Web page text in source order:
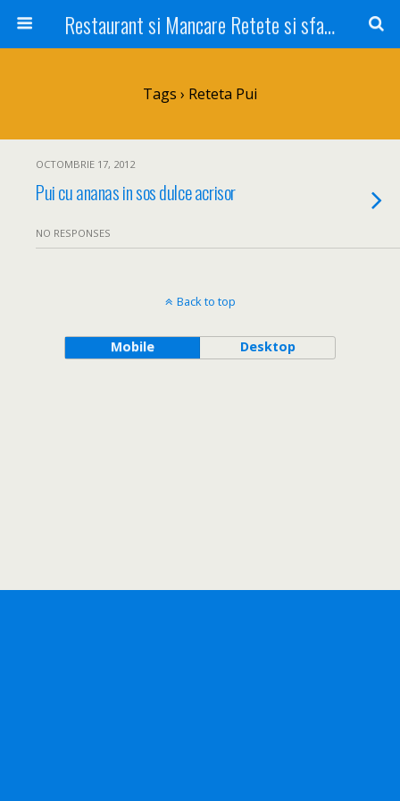
Restaurant si Mancare Retete si sfaturi Picant bun si rapid
Tags › Reteta Pui
OCTOMBRIE 17, 2012
Pui cu ananas in sos dulce acrisor
NO RESPONSES
Back to top
Mobile Desktop